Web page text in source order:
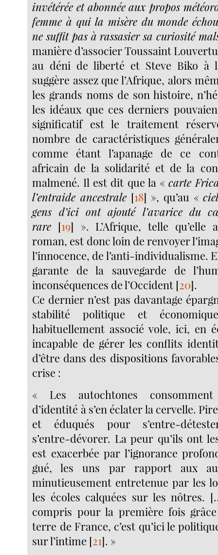
invétérée et abonnée aux propos
femme à qui la misère du monde
ne suffit pas à rassasier sa curiosité
manière d’associer Toussaint
au déni de liberté et Steve Biko à
suggère assez que l’Afrique, alors
les grands noms de son histoire,
les idéaux que ces derniers
significatif est le traitement
nombre de caractéristiques
comme étant l’apanage de ce
africain de la solidarité et de la
malmené. Il est dit que la « carte
l’entraide ancestrale[18] », qu’au «
gens d’ici ont ajouté l’avarice du
rare [19] ». L’Afrique, telle qu’elle
roman, est donc loin de renvoyer
l’innocence, de l’anti-individualisme.
garante de la sauvegarde de
inconséquences de l’Occident [20].
Ce dernier n’est pas davantage
stabilité politique et
habituellement associé vole, ici, en
incapable de gérer les conflits
d’être dans des dispositions
crise :
« Les autochtones
d’identité à s’en éclater la cervelle.
et éduqués pour s’entre-
s’entre-dévorer. La peur qu’ils ont
est exacerbée par l’ignorance
gué, les uns par rapport aux
minutieusement entretenue par les
les écoles calquées sur les nôtres.
compris pour la première fois
terre de France, c’est qu’ici le
sur l’intime [21]. »